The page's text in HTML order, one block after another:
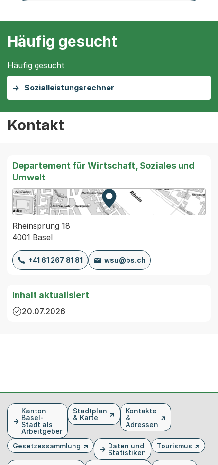
Häufig gesucht
Häufig gesucht
Sozialleistungsrechner
Kontakt
Departement für Wirtschaft, Soziales und
Umwelt
Zur Karte von MapBS.
Externer Link, wird in einem
Rheinsprung 18
4001 Basel
+41 61 267 81 81 wsu@bs.ch
Inhalt aktualisiert
20.07.2026
FusszeileKanton
Basel-
Stadt als
Arbeitgeber
Stadtplan
& Karte
Kontakte
&
Adressen
Gesetzessammlung
Daten und
Statistiken
Tourismus